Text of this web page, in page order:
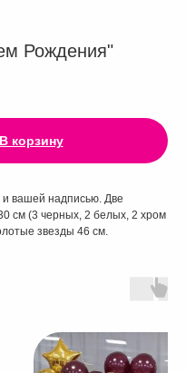
Рождения"
В корзину
и вашей надписью. Две
см (3 черных, 2 белых, 2 хром
звезды 46 см.